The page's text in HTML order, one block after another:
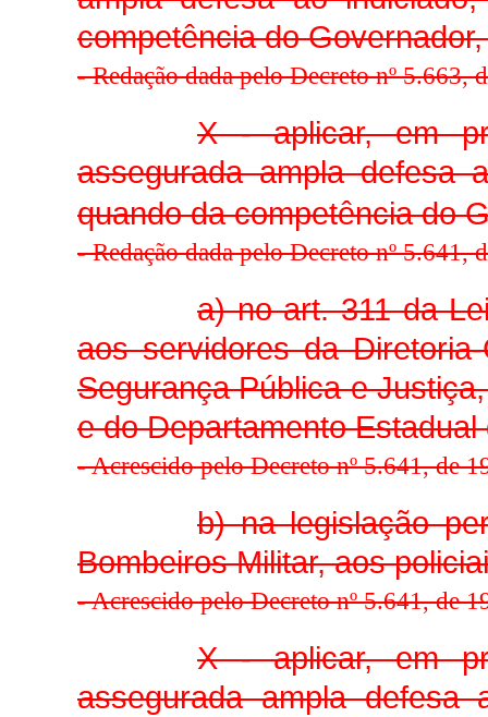
competência do
-Redação dada pelo Decreto nº 5.663,
X - aplicar, em
assegurada ampla defesa
quando da competência do
-Redação dada pelo Decreto nº 5.641,
a) no art. 311 da
aos servidores da
Segurança Pública e
e do Departamento
-Acrescido pelo Decreto nº 5.641, de
b) na legislação
Bombeiros Militar, aos
-Acrescido pelo Decreto nº 5.641, de
X - aplicar, em
assegurada ampla defesa